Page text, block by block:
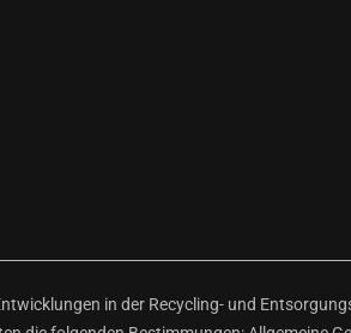
in der Recycling- und